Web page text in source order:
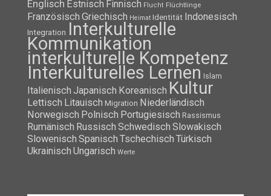
Englisch Estnisch Finnisch Flucht Flüchtlinge
Französisch Griechisch Heimat Identität Indonesisch
Integration Interkulturelle
Kommunikation
interkulturelle Kompetenz
Interkulturelles Lernen Islam
Italienisch Japanisch Koreanisch Kultur
Lettisch Litauisch Migration Niederländisch
Norwegisch Polnisch Portugiesisch Rassismus
Rumänisch Russisch Schwedisch Slowakisch
Slowenisch Spanisch Tschechisch Türkisch
Ukrainisch Ungarisch Werte